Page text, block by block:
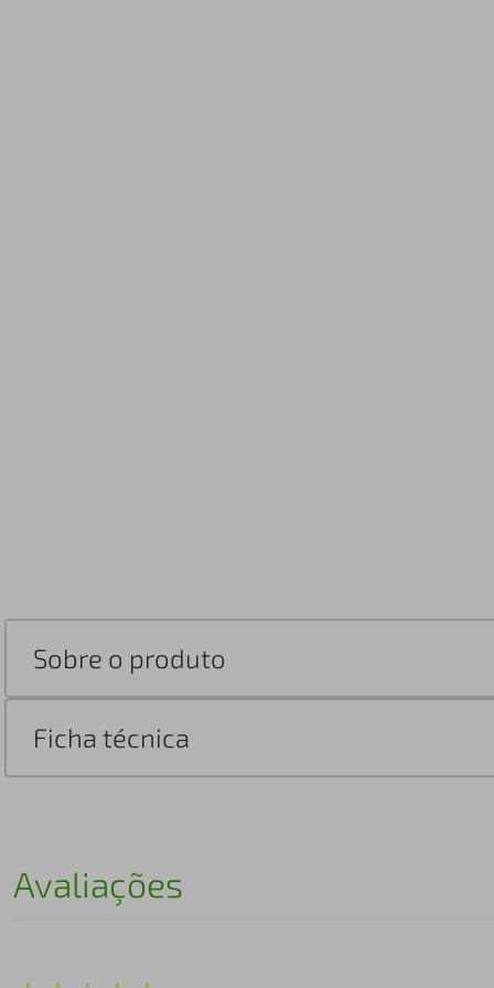
Sobre o produto
Ficha técnica
Avaliações